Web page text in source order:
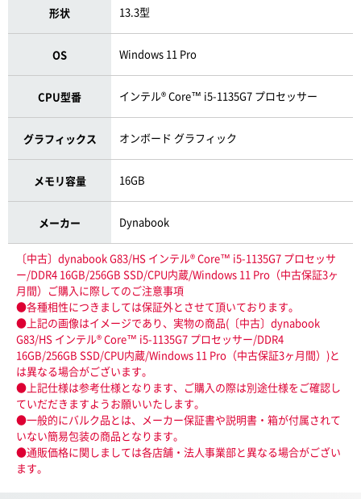
形状 13.3型
OS Windows 11 Pro
CPU型番 インテル® Core™ i5-1135G7 プロセッサー
グラフィックス オンボード グラフィック
メモリ容量 16GB
メーカー Dynabook
〔中古〕dynabook G83/HS インテル® Core™ i5-1135G7 プロセッサ
ー/DDR4 16GB/256GB SSD/CPU内蔵/Windows 11 Pro（中古保証3ヶ
月間）ご購入に際してのご注意事項
●各種相性につきましては保証外とさせて頂いております。
●上記の画像はイメージであり、実物の商品(〔中古〕dynabook
G83/HS インテル® Core™ i5-1135G7 プロセッサー/DDR4
16GB/256GB SSD/CPU内蔵/Windows 11 Pro（中古保証3ヶ月間）)と
は異なる場合がございます。
●上記仕様は参考仕様となります、ご購入の際は別途仕様をご確認し
ていだだきますようお願いいたします。
●一般的にバルク品とは、メーカー保証書や説明書・箱が付属されて
いない簡易包装の商品となります。
●通販価格に関しましては各店舗・法人事業部と異なる場合がござい
ます。